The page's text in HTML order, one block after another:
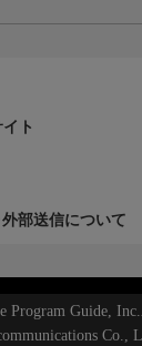
ト
部送信について
Program Guide,
Co.,